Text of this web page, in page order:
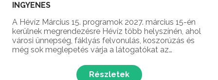
INGYENES
A Hévíz Március 15. programok 2027. március 15-én
kerülnek megrendezésre Hévíz több helyszínén, ahol
városi ünnepség, fáklyás felvonulás, koszorúzás és
még sok meglepetés várja a látogatókat az
évfordulójának emlékén!
Részletek